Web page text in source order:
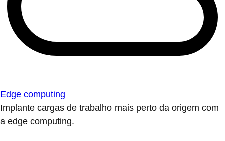
Edge computing
Implante cargas de trabalho mais perto da origem com
a edge computing.